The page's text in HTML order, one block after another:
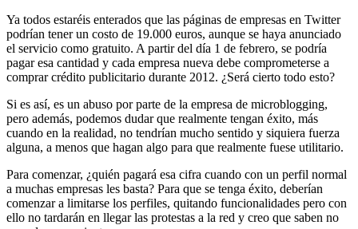
Ya todos estaréis enterados que las páginas de empresas en Twitter
podrían tener un costo de 19.000 euros, aunque se haya anunciado
el servicio como gratuito. A partir del día 1 de febrero, se podría
pagar esa cantidad y cada empresa nueva debe comprometerse a
comprar crédito publicitario durante 2012. ¿Será cierto todo esto?
Si es así, es un abuso por parte de la empresa de microblogging,
pero además, podemos dudar que realmente tengan éxito, más
cuando en la realidad, no tendrían mucho sentido y siquiera fuerza
alguna, a menos que hagan algo para que realmente fuese utilitario.
Para comenzar, ¿quién pagará esa cifra cuando con un perfil normal
a muchas empresas les basta? Para que se tenga éxito, deberían
comenzar a limitarse los perfiles, quitando funcionalidades pero con
ello no tardarán en llegar las protestas a la red y creo que saben no